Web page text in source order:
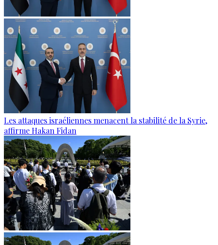
Les attaques israéliennes menacent la stabilité de la Syrie,
affirme Hakan Fidan